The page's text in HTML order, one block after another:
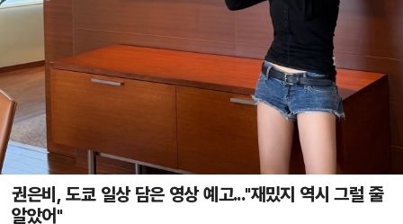
권은비, 도쿄 일상 담은 영상 예고..."재밌지 역시 그럴 줄
알았어"